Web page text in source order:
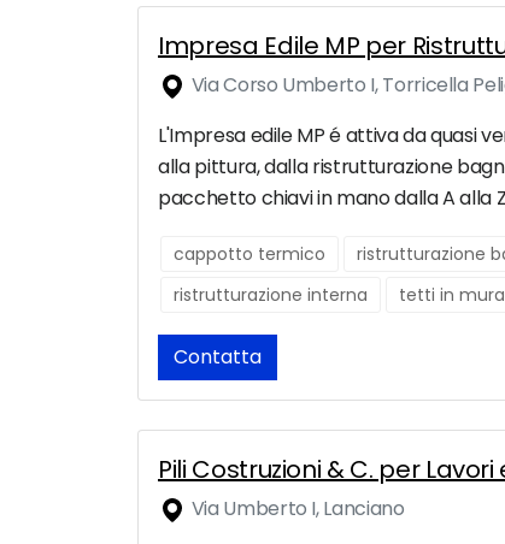
Impresa Edile MP per
Via Corso Umberto I, Torricella
L'Impresa edile MP é attiva da quasi
alla pittura, dalla ristrutturazione
pacchetto chiavi in mano dalla A alla
cappotto termico ristrutturazione
ristrutturazione interna
tetti in
Contatta
Pili Costruzioni & C. per
Via Umberto I, Lanciano